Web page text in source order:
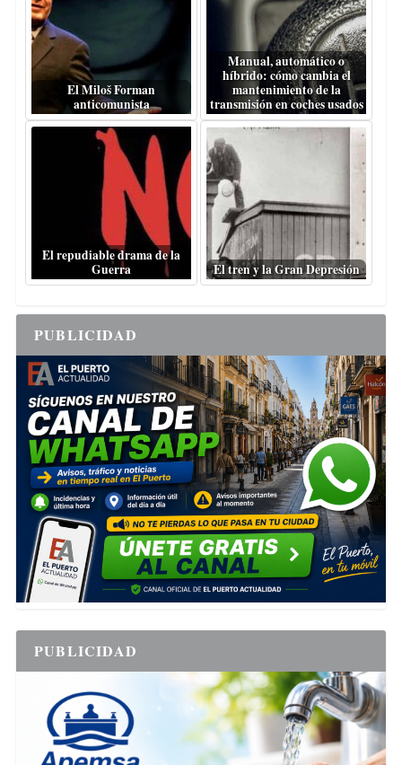
El Miloš Forman
anticomunista
Manual, automático o
híbrido: cómo cambia el
mantenimiento de la
transmisión en coches usados
El repudiable drama de la
Guerra
El tren y la Gran Depresión
PUBLICIDAD
PUBLICIDAD